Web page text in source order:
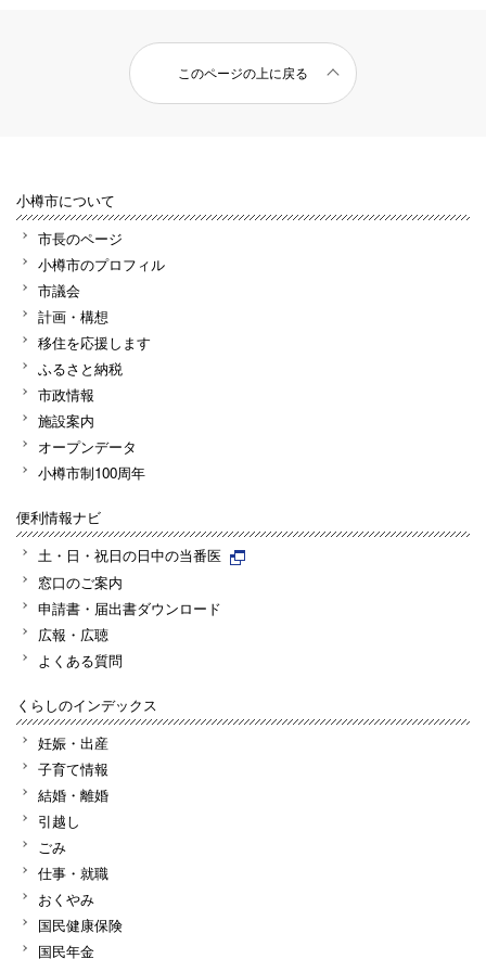
このページの上に戻る
小樽市について
市長のページ
小樽市のプロフィル
市議会
計画・構想
移住を応援します
ふるさと納税
市政情報
施設案内
オープンデータ
小樽市制100周年
便利情報ナビ
土・日・祝日の日中の当番医
窓口のご案内
申請書・届出書ダウンロード
広報・広聴
よくある質問
くらしのインデックス
妊娠・出産
子育て情報
結婚・離婚
引越し
ごみ
仕事・就職
おくやみ
国民健康保険
国民年金